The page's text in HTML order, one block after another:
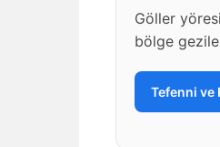
Göller
bölge
Tefenni ve